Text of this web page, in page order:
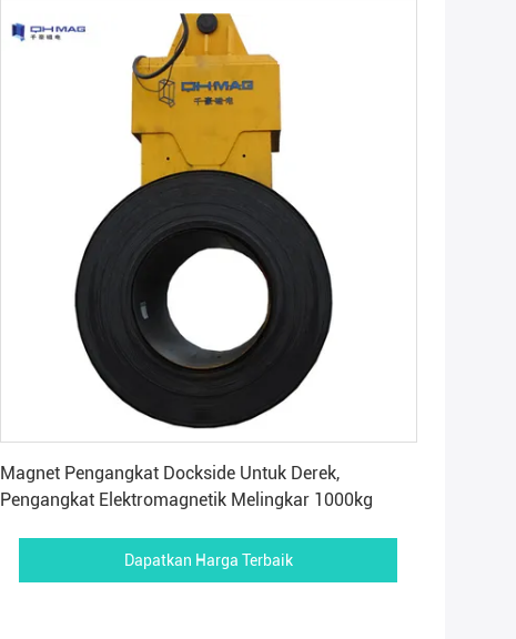
Magnet Pengangkat Dockside Untuk Derek,
Pengangkat Elektromagnetik Melingkar 1000kg
Dapatkan Harga Terbaik